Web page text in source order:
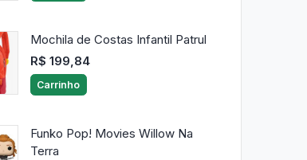
Mochila de Costas Infantil Patrul
R$ 199,84
Carrinho
Funko Pop! Movies Willow Na
Terra